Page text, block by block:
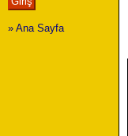
» Ana Sayfa